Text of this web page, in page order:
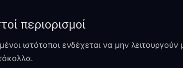
περιορισμοί
ιστότοποι ενδέχεται να μην